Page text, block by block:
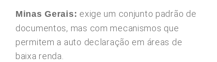
Minas Gerais: exige um conjunto padrão de
documentos, mas com mecanismos que
permitem a auto declaração em áreas de
baixa renda.